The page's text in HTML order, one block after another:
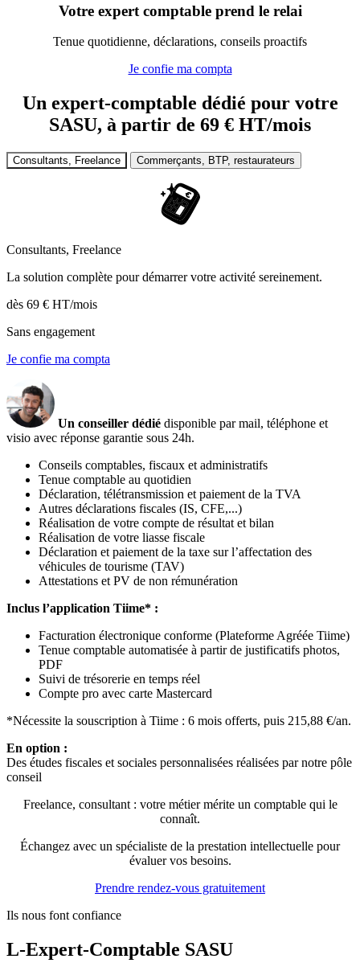
Votre expert comptable prend le relai
Tenue quotidienne, déclarations, conseils proactifs
Je confie ma compta
Un expert-comptable dédié pour votre
SASU, à partir de 69 € HT/mois
Consultants, Freelance Commerçants, BTP, restaurateurs
Consultants, Freelance
La solution complète pour démarrer votre activité sereinement.
dès 69 € HT/mois
Sans engagement
Je confie ma compta
Un conseiller dédié disponible par mail, téléphone et
visio avec réponse garantie sous 24h.
Conseils comptables, fiscaux et administratifs
Tenue comptable au quotidien
Déclaration, télétransmission et paiement de la TVA
Autres déclarations fiscales (IS, CFE,...)
Réalisation de votre compte de résultat et bilan
Réalisation de votre liasse fiscale
Déclaration et paiement de la taxe sur l’affectation des
véhicules de tourisme (TAV)
Attestations et PV de non rémunération
Inclus l’application Tiime* :
Facturation électronique conforme (Plateforme Agréée Tiime)
Tenue comptable automatisée à partir de justificatifs photos,
PDF
Suivi de trésorerie en temps réel
Compte pro avec carte Mastercard
*Nécessite la souscription à Tiime : 6 mois offerts, puis 215,88 €/an.
En option :
Des études fiscales et sociales personnalisées réalisées par notre pôle
conseil
Freelance, consultant : votre métier mérite un comptable qui le
connaît.
Échangez avec un spécialiste de la prestation intellectuelle pour
évaluer vos besoins.
Prendre rendez-vous gratuitement
Ils nous font confiance
L-Expert-Comptable SASU